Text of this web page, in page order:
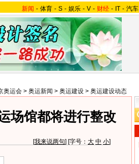
新闻 - 体育 - S - 娱乐 - V - 财经 - IT - 汽车
奥运会 > 奥运新闻 > 奥运建设 > 奥运建设动态
场馆都将进行整改
[我来说两句] [字号： 大 中 小]